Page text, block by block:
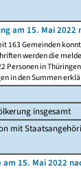
am 15. Mai
163 Gemeinden
werden die
Personen in
in den Summen
insgesamt
mit
am 15. Mai 2022